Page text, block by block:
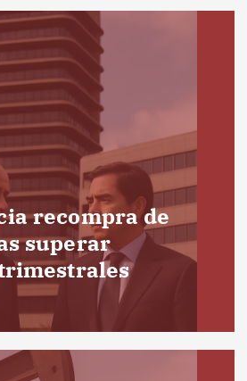
recompra de
superar